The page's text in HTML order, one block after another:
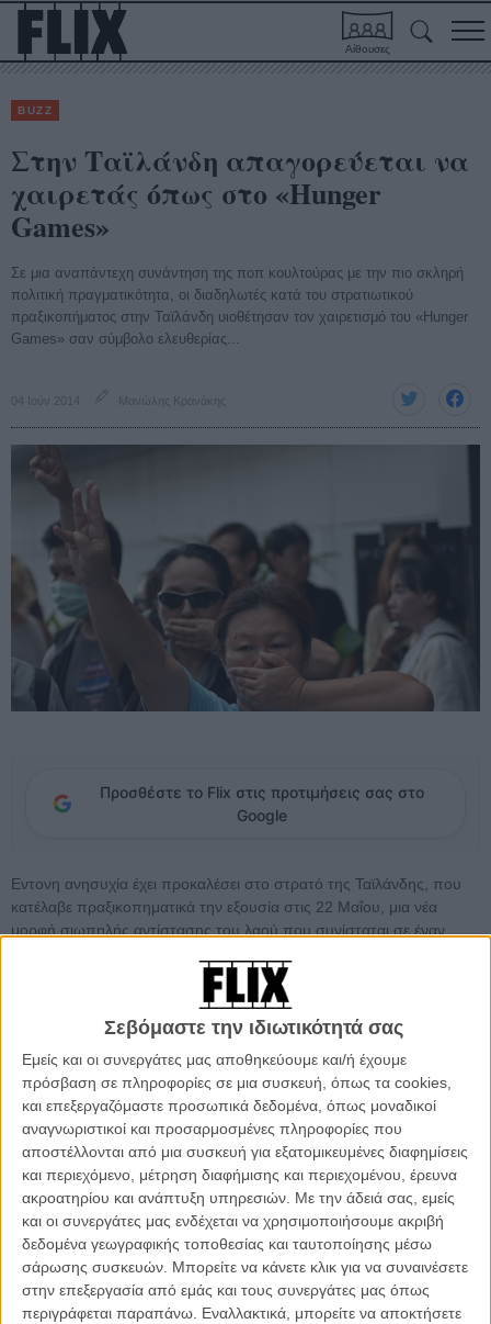
Σεβόμαστε την ιδιωτικότητά σας
Εμείς και οι συνεργάτες μας αποθηκεύουμε και/ή έχουμε
πρόσβαση σε πληροφορίες σε μια συσκευή, όπως τα cookies,
και επεξεργαζόμαστε προσωπικά δεδομένα, όπως μοναδικοί
αναγνωριστικοί και προσαρμοσμένες πληροφορίες που
αποστέλλονται από μια συσκευή για εξατομικευμένες διαφημίσεις
και περιεχόμενο, μέτρηση διαφήμισης και περιεχομένου, έρευνα
ακροατηρίου και ανάπτυξη υπηρεσιών. Με την άδειά σας, εμείς
και οι συνεργάτες μας ενδέχεται να χρησιμοποιήσουμε ακριβή
δεδομένα γεωγραφικής τοποθεσίας και ταυτοποίησης μέσω
σάρωσης συσκευών. Μπορείτε να κάνετε κλικ για να συναινέσετε
στην επεξεργασία από εμάς και τους συνεργάτες μας όπως
περιγράφεται παραπάνω. Εναλλακτικά, μπορείτε να αποκτήσετε
Αίθουσες
BUZZ
Στην Ταϊλάνδη απαγορεύεται να
χαιρετάς όπως στο «Hunger
Games»
Σε μια αναπάντεχη συνάντηση της ποπ κουλτούρας με την πιο σκληρή
πολιτική πραγματικότητα, οι διαδηλωτές κατά του στρατιωτικού
πραξικοπήματος στην Ταϊλάνδη υιοθέτησαν τον χαιρετισμό του «Hunger
Games» σαν σύμβολο ελευθερίας...
04 Ιούν 2014 Μανώλης Κρανάκης
Προσθέστε το Flix στις προτιμήσεις σας στο
Google
Εντονη ανησυχία έχει προκαλέσει στο στρατό της Ταϊλάνδης, που
κατέλαβε πραξικοπηματικά την εξουσία στις 22 Μαΐου, μια νέα
μορφή σιωπηλής αντίστασης του λαού που συνίσταται σε έναν
Την ίδια στιγμή που οποιαδήποτε πολιτική συγκέντρωση
περισσοτέρων από πέντε ανθρώπων έχει απαγορευτεί από το
σταθμών και διαδικτυακών τόπων που δεν ανήκουν στο στρατό.
Ο περίεργος αυτός χαιρετισμός δεν είναι τίποτα άλλο από τον
χαιρετισμό που περιγράφεται στα βιβλία και είδαμε στις ταινίες
«Hunger Games» και οι ερμηνείες του ποικίλουν. Σύμφωνα με
ομάδα διαδηλωτών τα τρία δάχτυλα στον αέρα συμβολίζουν τις
τρεις αξίες της γαλλικής επανάστασης (ελευθερία, ισότητα,
αδερφικότητα), ενώ άλλοι υποστηρίζουν ότι σημαίνουν ελευθερία,
εκλογές και δημοκρατία. Στο βιβλίο και στην ταινία, ο χαιρετισμός
είναι ένα σύμβολο αντίστασης στο καθεστώς.